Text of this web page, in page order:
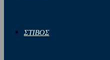
ΣΤΙΒΟΣ